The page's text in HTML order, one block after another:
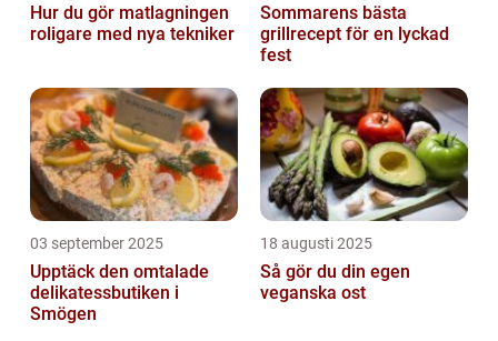
Hur du gör matlagningen
roligare med nya tekniker
Sommarens bästa
grillrecept för en lyckad
fest
03 september 2025
Upptäck den omtalade
delikatessbutiken i
Smögen
18 augusti 2025
Så gör du din egen
veganska ost